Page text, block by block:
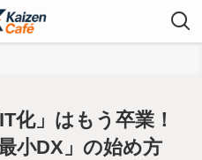
化」はもう卒業！
小DX」の始め方